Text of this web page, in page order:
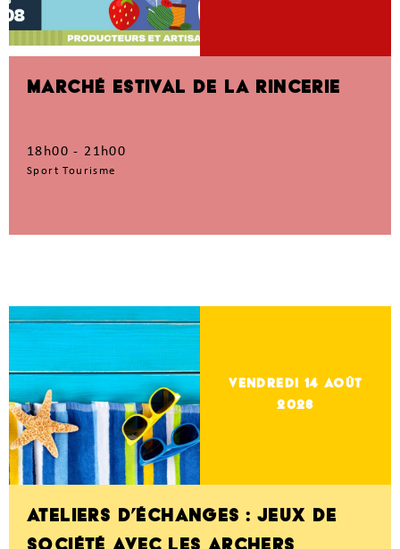
MARCHÉ ESTIVAL DE LA RINCERIE
18h00 - 21h00
Sport Tourisme
vendredi 14Août
2026
ATELIERS D’ÉCHANGES : JEUX DE